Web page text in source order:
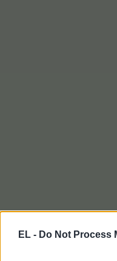
EL - Do Not Process